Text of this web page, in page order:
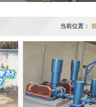
当前位置：